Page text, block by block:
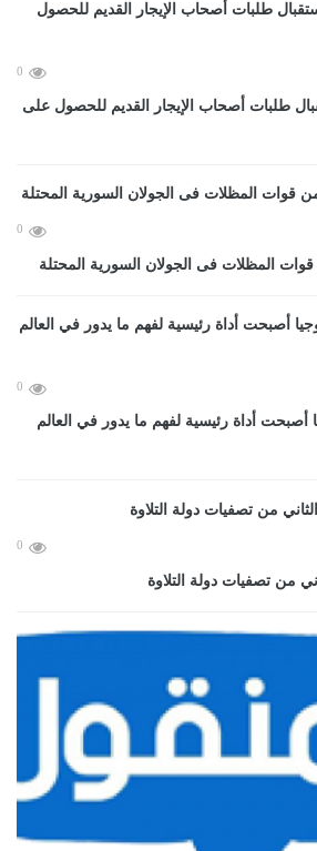
0
طلبات أصحاب الإيجار القديم للحصول على
0
المظلات فى الجولان السورية المحتلة
0
أصبحت أداة رئيسية لفهم ما يدور في العالم
0
من تصفيات دولة التلاوة